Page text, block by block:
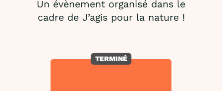
Un évènement organisé dans le
cadre de J’agis pour la nature !
TERMINÉ